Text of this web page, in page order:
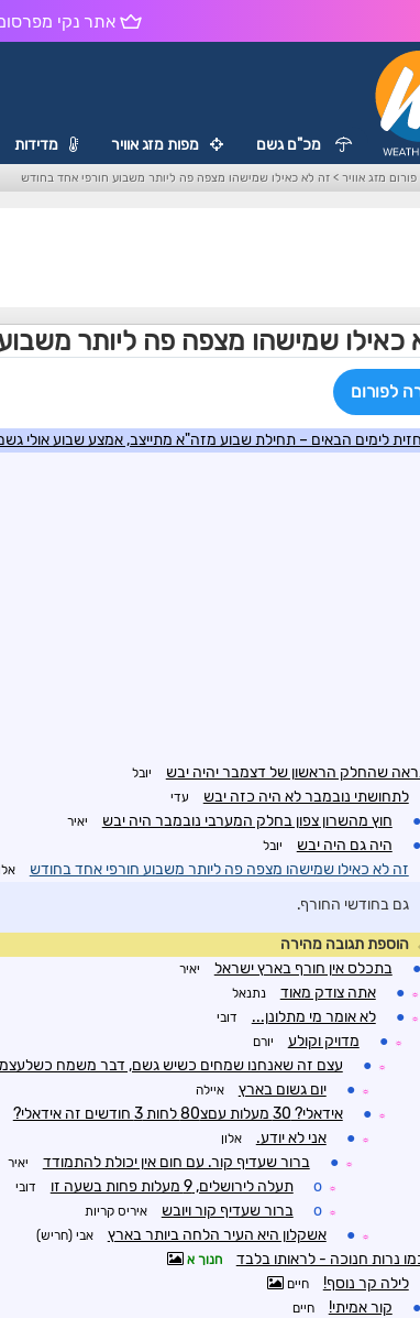
אתר נקי
מכ"ם גשם מפות מזג אוויר מדידות
פורום מזג אוויר >זה לא כאילו שמישהו מצפה פה ליותר משבוע חורפי אחד בחודש
כאילו שמישהו מצפה פה ליותר
לפורום
לימים הבאים – תחילת שבוע מזה"א מתייצב, אמצע שבוע אולי
שהחלק הראשון של דצמבר יהיה יבש יובל
לתחושתי נובמבר לא היה כזה יבש עדי
● חוץ מהשרון צפון בחלק המערבי נובמבר היה יבש יאיר
● היה גם היה יבש יובל
זה לא כאילו שמישהו מצפה פה ליותר משבוע חורפי אחד בחודש
גם בחודשי החורף.
הוספת תגובה מהירה
● בתכלס אין חורף בארץ ישראל יאיר
☼
● אתה צודק מאוד נתנאל
☼
● לא אומר מי מתלונן... דובי
☼
● מדויק וקולע יורם
☼
● עצם זה שאנחנו שמחים כשיש גשם, דבר משמח
☼
● יום גשום בארץ איילה
☼
● אידאלי? 30 מעלות עםצ80 לחות 3 חודשים זה אידאלי?
☼
● אני לא יודע. אלון
☼
● ברור שעדיף קור. עם חום אין יכולת להתמודד יאיר
☼
o תעלה לירושלים, 9 מעלות פחות בשעה זו דובי
☼
o ברור שעדיף קור ויובש איריס קריות
☼
● אשקלון היא העיר הלחה ביותר בארץ אבי (חריש)
נרות חנוכה - לראותו בלבד חנוך א
לילה קר נוסף! חיים
● קור אמיתי! חיים